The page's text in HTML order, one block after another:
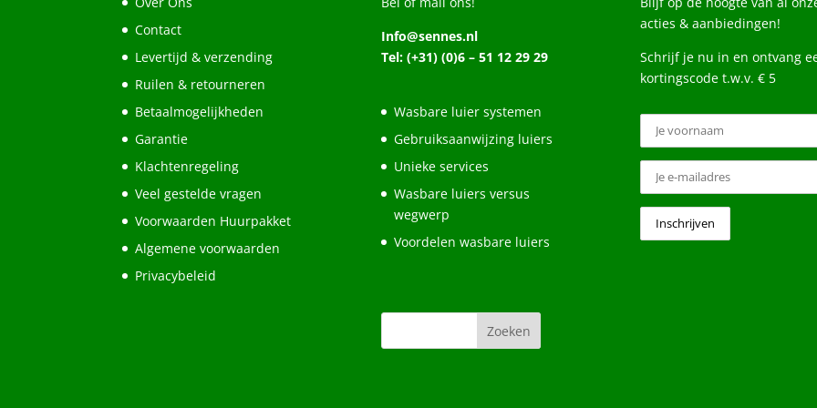
Contact
Levertijd & verzending
Ruilen & retourneren
Betaalmogelijkheden
Garantie
Klachtenregeling
Veel gestelde vragen
Voorwaarden Huurpakket
Algemene voorwaarden
Privacybeleid
Info@sennes.nl
Tel: (+31) (0)6 – 51 12 29 29
Wasbare luier systemen
Gebruiksaanwijzing luiers
Unieke services
Wasbare luiers versus
wegwerp
Voordelen wasbare luiers
acties & aanbiedingen!
Schrijf je nu in en ontvang
kortingscode t.w.v. € 5